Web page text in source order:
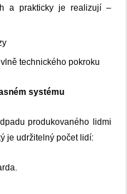
a prakticky je realizují –
technického pokroku
systému
produkovaného lidmi
je udržitelný počet lidí: